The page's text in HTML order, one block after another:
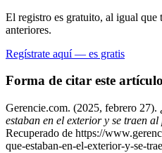
El registro es gratuito, al igual
anteriores.
Regístrate aquí — es gratis
Forma de citar este
Gerencie.com. (2025, febrero 27).
estaban en el exterior y se traen al
Recuperado de https://
que-estaban-en-el-exterior-y-se-